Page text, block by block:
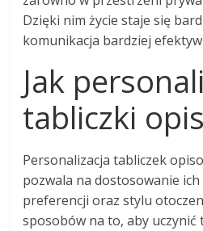
Dzięki nim życie staje się
komunikacja bardziej
Jak
tabliczki
Personalizacja tabliczek
pozwala na dostosowanie ich
preferencji oraz stylu
sposobów na to, aby